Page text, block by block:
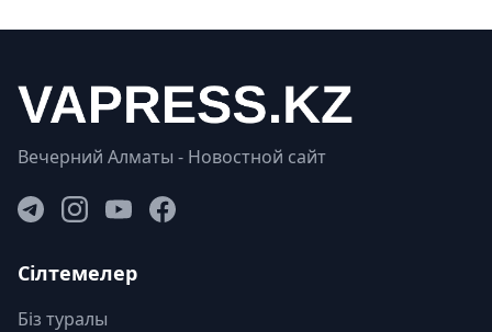
Вечерний Алматы - Новостной сайт
Сілтемелер
Біз туралы